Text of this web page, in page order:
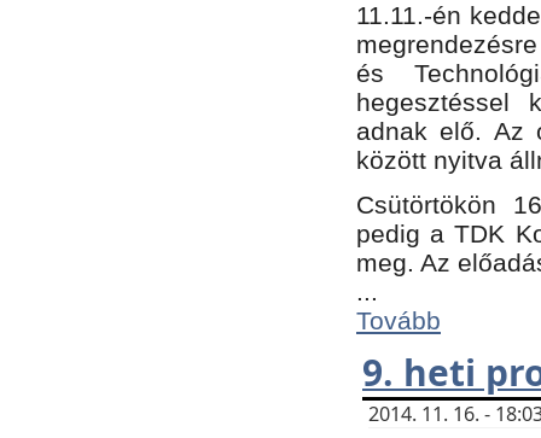
11.11.-én
és
hegesztéssel
adnak elő. Az
között nyitva
Csütörtökön
pedig a TDK
meg. Az
...
Tovább
9. heti
2014. 11. 16. -